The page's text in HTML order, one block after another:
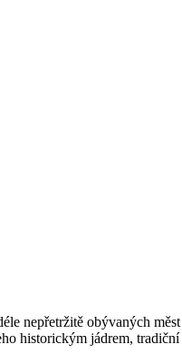
nepřetržitě obývaných
historickým jádrem,